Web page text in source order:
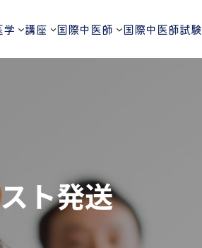
学 講座 国際中医師 国際中医師試験
ト発送